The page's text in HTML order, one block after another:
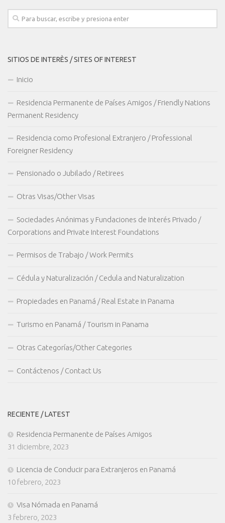
SITIOS DE INTERÈS / SITES OF INTEREST
Inicio
Residencia Permanente de Países Amigos / Friendly Nations
Permanent Residency
Residencia como Profesional Extranjero / Professional
Foreigner Residency
Pensionado o Jubilado / Retirees
Otras Visas/Other Visas
Sociedades Anónimas y Fundaciones de Interés Privado /
Corporations and Private Interest Foundations
Permisos de Trabajo / Work Permits
Cédula y Naturalización / Cedula and Naturalization
Propiedades en Panamá / Real Estate in Panama
Turismo en Panamá / Tourism in Panama
Otras Categorías/Other Categories
Contáctenos / Contact Us
RECIENTE / LATEST
Residencia Permanente de Países Amigos
31 diciembre, 2023
Licencia de Conducir para Extranjeros en Panamá
10 febrero, 2023
Visa Nómada en Panamá
3 febrero, 2023